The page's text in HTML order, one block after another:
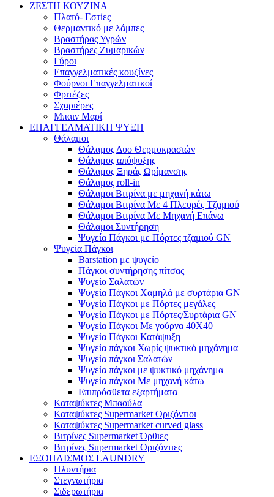
ΖΕΣΤΗ ΚΟΥΖΙΝΑ
Πλατό- Εστίες
Θερμαντικό με λάμπες
Βραστήρας Υγρών
Βραστήρες Ζυμαρικών
Γύροι
Επαγγελματικές κουζίνες
Φούρνοι Επαγγελματικοί
Φριτέζες
Σχαριέρες
Μπαιν Μαρί
ΕΠΑΓΓΕΛΜΑΤΙΚΗ ΨΥΞΗ
Θάλαμοι
Θάλαμος Δυο Θερμοκρασιών
Θάλαμος απόψυξης
Θάλαμος Ξηράς Ωρίμανσης
Θάλαμος roll-in
Θάλαμοι Βιτρίνα με μηχανή κάτω
Θάλαμοι Βιτρίνα Με 4 Πλευρές Τζαμιού
Θάλαμοι Βιτρίνα Με Μηχανή Επάνω
Θάλαμοι Συντήρηση
Ψυγεία Πάγκοι με Πόρτες τζαμιού GN
Ψυγεία Πάγκοι
Barstation με ψυγείο
Πάγκοι συντήρησης πίτσας
Ψυγείο Σαλατών
Ψυγεία Πάγκοι Χαμηλά με συρτάρια GN
Ψυγεία Πάγκοι με Πόρτες μεγάλες
Ψυγεία Πάγκοι με Πόρτες/Συρτάρια GN
Ψυγεία Πάγκοι Με γούρνα 40Χ40
Ψυγεία Πάγκοι Κατάψυξη
Ψυγεία πάγκοι Χωρίς ψυκτικό μηχάνημα
Ψυγεία πάγκοι Σαλατών
Ψυγεία πάγκοι με ψυκτικό μηχάνημα
Ψυγεία πάγκοι Με μηχανή κάτω
Επιπρόσθετα εξαρτήματα
Καταψύκτες Μπαούλα
Καταψύκτες Supermarket Οριζόντιοι
Καταψύκτες Supermarket curved glass
Βιτρίνες Supermarket Όρθιες
Βιτρίνες Supermarket Οριζόντιες
ΕΞΟΠΛΙΣΜΟΣ LAUNDRY
Πλυντήρια
Στεγνωτήρια
Σιδερωτήρια